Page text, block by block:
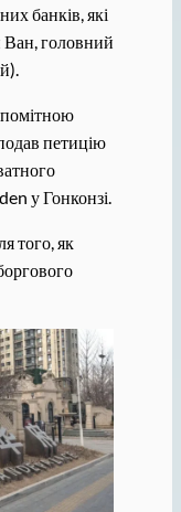
банків, які
Ван, головний
помітною
петицію
у Гонконзі.
того, як